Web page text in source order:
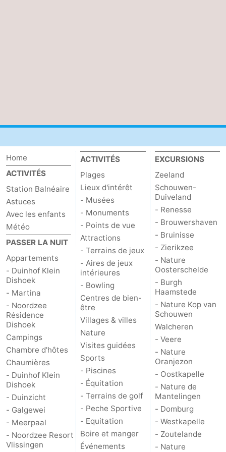
Home
ACTIVITÉS
Station Balnéaire
Astuces
Avec les enfants
Météo
PASSER LA NUIT
Appartements
- Duinhof Klein
Dishoek
- Martina
- Noordzee
Résidence
Dishoek
Campings
Chambre d'hôtes
Chaumières
- Duinhof Klein
Dishoek
- Duinzicht
- Galgewei
- Meerpaal
- Noordzee Resort
Vlissingen
ACTIVITÉS
Plages
Lieux d'intérêt
- Musées
- Monuments
- Points de vue
Attractions
- Terrains de jeux
- Aires de jeux
intérieures
- Bowling
Centres de bien-
être
Villages & villes
Nature
Visites guidées
Sports
- Piscines
- Équitation
- Terrains de golf
- Peche Sportive
- Equitation
Boire et manger
Événements
EXCURSIONS
Zeeland
Schouwen-
Duiveland
- Renesse
- Brouwershaven
- Bruinisse
- Zierikzee
- Nature
Oosterschelde
- Burgh
Haamstede
- Nature Kop van
Schouwen
Walcheren
- Veere
- Nature
Oranjezon
- Oostkapelle
- Nature de
Mantelingen
- Domburg
- Westkapelle
- Zoutelande
- Nature